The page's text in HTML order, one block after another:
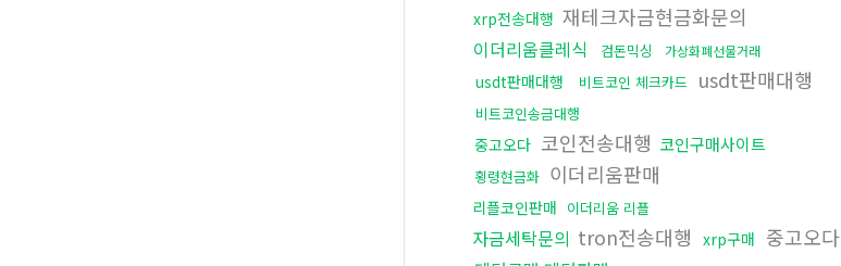
xrp전송대행 재테크자금현금화문의
이더리움클레식 검돈믹싱 가상화폐선물거래
usdt판매대행 비트코인 체크카드 usdt판매대행
비트코인송금대행
중고오다 코인전송대행 코인구매사이트
횡령현금화 이더리움판매
리플코인판매 이더리움 리플
자금세탁문의 tron전송대행 xrp구매 중고오다